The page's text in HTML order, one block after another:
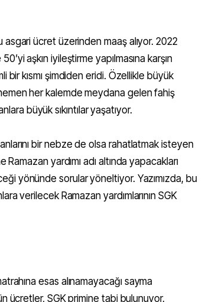
ücret üzerinden maaş alıyor. 2022
aşkın iyileştirme yapılmasına karşın
bir kısmı şimdiden eridi. Özellikle büyük
her kalemde meydana gelen fahiş
büyük sıkıntılar yaşatıyor.
bir nebze de olsa rahatlatmak isteyen
yardımı adı altında yapacakları
yönünde sorular yöneltiyor. Yazımızda, bu
verilecek Ramazan yardımlarının SGK
esas alınamayacağı sayma
ücretler, SGK primine tabi bulunuyor.